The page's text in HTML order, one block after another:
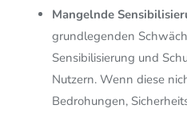
Mangelnde
grundlegenden
Sensibilisierung und
Nutzern. Wenn diese
Bedrohungen,